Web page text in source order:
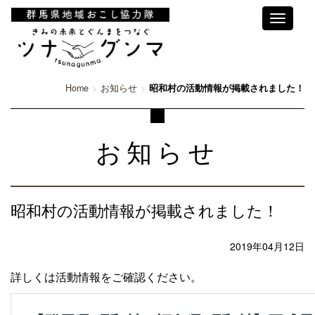
Toggle
Home お知らせ 昭和村の活動情報が掲載されました！
お知らせ
昭和村の活動情報が掲載されました！
2019年04月12日
詳しくは活動情報をご確認ください。